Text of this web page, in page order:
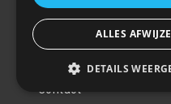
Welkom bij R&R Parts
voor de aanschaf van
Wij doen er alles aan de
Contact
ALLES
DETAILS